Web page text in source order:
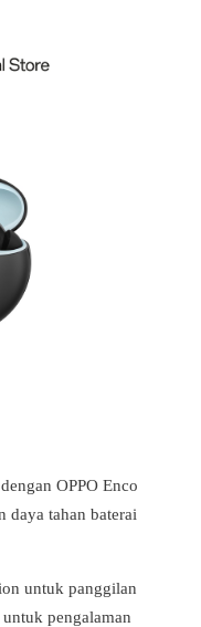
OPPO Enco
daya tahan baterai
untuk panggilan
pengalaman